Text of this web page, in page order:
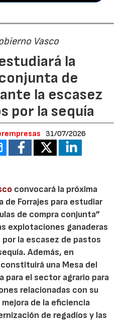
Vasco
la
de
la escasez
por la sequía
31/07/2026
convocará la próxima
de Forrajes para estudiar
de compra conjunta”
explotaciones ganaderas
la escasez de pastos
Además, en
una Mesa del
para el sector agrario para
relacionadas con su
de la eficiencia
de regadíos y las